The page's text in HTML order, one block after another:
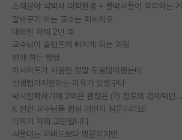
소재분야 석박사 대학원생 + 물박사들이 착각하는 거
말바꾸기 하는 교수는 피하세요
대학원 자퇴 2년 후
교수님이 슬럼프에 빠지게 되는 과정
편애 하는 방법
이사이트가 처음엔 정말 도움많이됐는데
신생랩가지말라는 이유가 있었구나
박사진학하기에 2억은 괜찮은 (?) 정도의 경제력인가요
K 전전 교수님들 랩실 어떤지 질문드려요!
막학기 자퇴 고민됩니다
서울대는 하버드보다 명문이지만